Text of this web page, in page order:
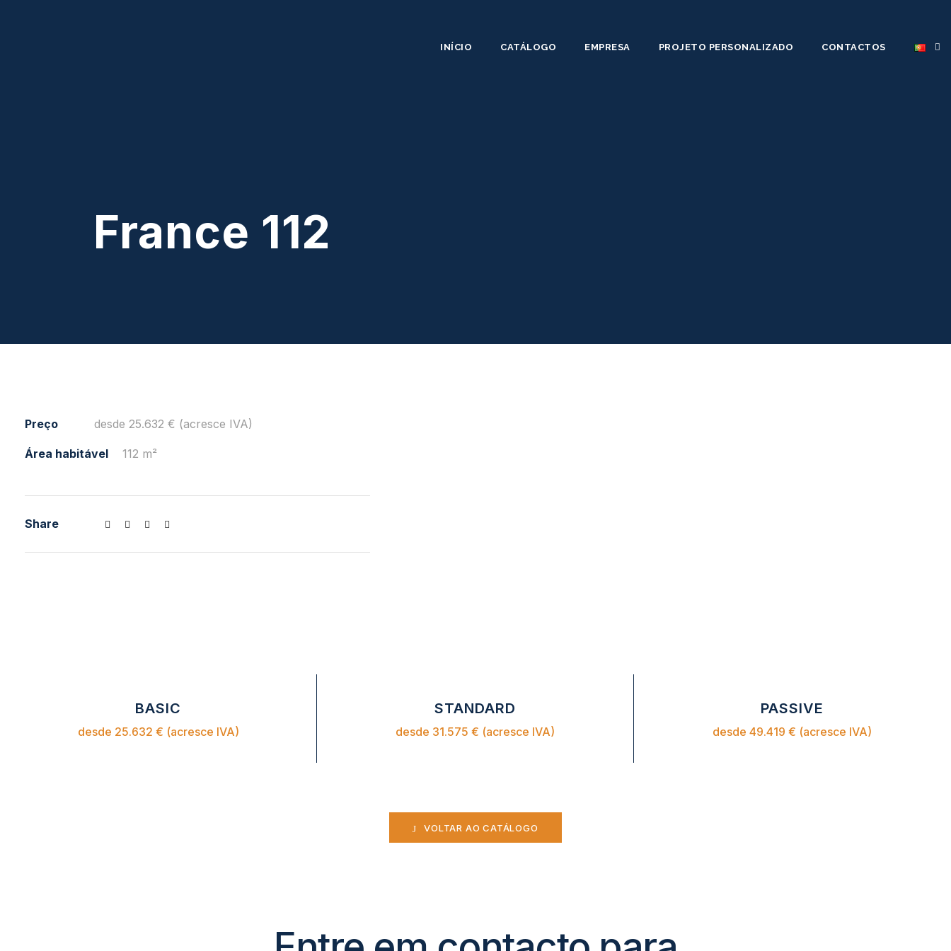
INÍCIO CATÁLOGO EMPRESA PROJETO PERSONALIZADO CONTACTOS
France 112
Preço desde 25.632 € (acresce IVA)
Área habitável 112 m²
Share
BASIC
desde 25.632 € (acresce IVA)
STANDARD
desde 31.575 € (acresce IVA)
PASSIVE
desde 49.419 € (acresce IVA)
VOLTAR AO CATÁLOGO